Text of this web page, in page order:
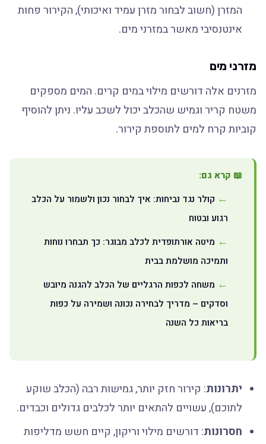
המזרן (חשוב לבחור מזרן עמיד ואיכותי), הקירור פחות
אינטנסיבי מאשר במזרני מים.
מזרני מים
מזרנים אלה דורשים מילוי במים קרים. המים מספקים
משטח קריר וגמיש שהכלב יכול לשכב עליו. ניתן להוסיף
קוביות קרח למים לתוספת קירור.
📖 קרא גם:
קולר נגד נביחות: איך לבחור נכון ולשמור על הכלב
רגוע ובטוח
מיטה אורתופדית לכלב מבוגר: כך תבחרו נוחות
ותמיכה מושלמת בבית
משחה לכפות הרגליים של הכלב להגנה מיובש
וסדקים – מדריך לבחירה נכונה ושמירה על כפות
בריאות כל השנה
יתרונות: קירור חזק יותר, גמישות רבה (הכלב שוקע
לתוכם), עשויים להתאים יותר לכלבים גדולים וכבדים.
חסרונות: דורשים מילוי וריקון, קיים חשש מדליפות